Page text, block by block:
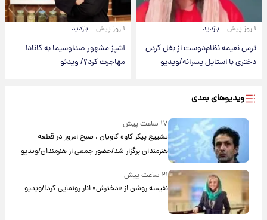
۱ روز پیش بازدید
ترس نعیمه نظام‌دوست از بغل کردن
دختری با استایل پسرانه/ویدیو
۱ روز پیش بازدید
آشپز مشهور صداوسیما به کانادا
مهاجرت کرد؟/ ویدئو
ویدیوهای بعدی
۱۷ ساعت پیش
تشییع پیکر کاوه کاویان ، صبح امروز در قطعه
هنرمندان برگزار شد/حضور جمعی از هنرمندان/ویدیو
۲۱ ساعت پیش
نفیسه روشن از «دخترش» انار رونمایی کرد!/ویدیو